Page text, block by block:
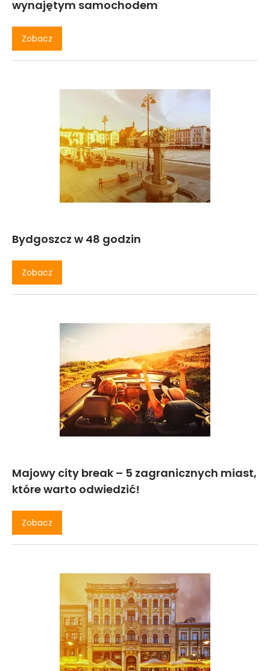
wynajętym samochodem
Zobacz
Bydgoszcz w 48 godzin
Zobacz
Majowy city break – 5 zagranicznych miast,
które warto odwiedzić!
Zobacz